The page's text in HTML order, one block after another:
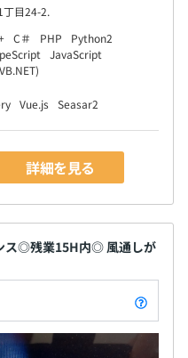
丁目24-2.
C＃ PHP
Python2
JavaScript
Vue.js Seasar2
詳細を見る
ス◎残業15H内◎ 風通しが